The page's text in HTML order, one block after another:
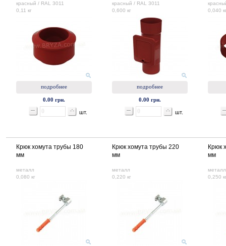
красный / RAL 3011
0,11 кг
подробнее
0.00 грн.
шт.
красный / RAL 3011
0,600 кг
подробнее
0.00 грн.
шт.
0,040
Крюк хомута трубы 180
мм
металл
0,080 кг
Крюк хомута трубы 220
мм
металл
0,220 кг
Крюк
мм
металл
0,250